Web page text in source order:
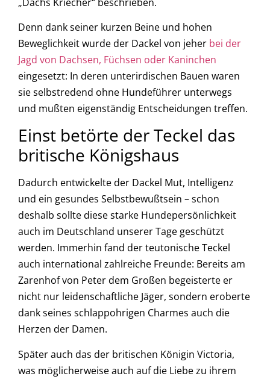
Denn dank seiner kurzen Beine und hohen
Beweglichkeit wurde der Dackel von jeher bei der
Jagd von Dachsen, Füchsen oder Kaninchen
eingesetzt: In deren unterirdischen Bauen waren
sie selbstredend ohne Hundeführer unterwegs
und mußten eigenständig Entscheidungen treffen.
Einst betörte der Teckel das
britische Königshaus
Dadurch entwickelte der Dackel Mut, Intelligenz
und ein gesundes Selbstbewußtsein – schon
deshalb sollte diese starke Hundepersönlichkeit
auch im Deutschland unserer Tage geschützt
werden. Immerhin fand der teutonische Teckel
auch international zahlreiche Freunde: Bereits am
Zarenhof von Peter dem Großen begeisterte er
nicht nur leidenschaftliche Jäger, sondern eroberte
dank seines schlappohrigen Charmes auch die
Herzen der Damen.
Später auch das der britischen Königin Victoria,
was möglicherweise auch auf die Liebe zu ihrem